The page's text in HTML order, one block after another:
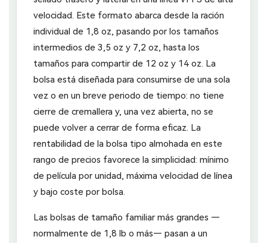
velocidad. Este formato abarca desde la ración
individual de 1,8 oz, pasando por los tamaños
intermedios de 3,5 oz y 7,2 oz, hasta los
tamaños para compartir de 12 oz y 14 oz. La
bolsa está diseñada para consumirse de una sola
vez o en un breve periodo de tiempo: no tiene
cierre de cremallera y, una vez abierta, no se
puede volver a cerrar de forma eficaz. La
rentabilidad de la bolsa tipo almohada en este
rango de precios favorece la simplicidad: mínimo
de película por unidad, máxima velocidad de línea
y bajo coste por bolsa.
Las bolsas de tamaño familiar más grandes —
normalmente de 1,8 lb o más— pasan a un